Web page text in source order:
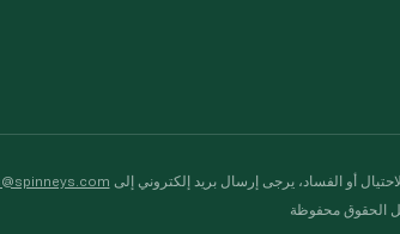
أو الفساد، يرجى إرسال بريد إلكتروني إلى